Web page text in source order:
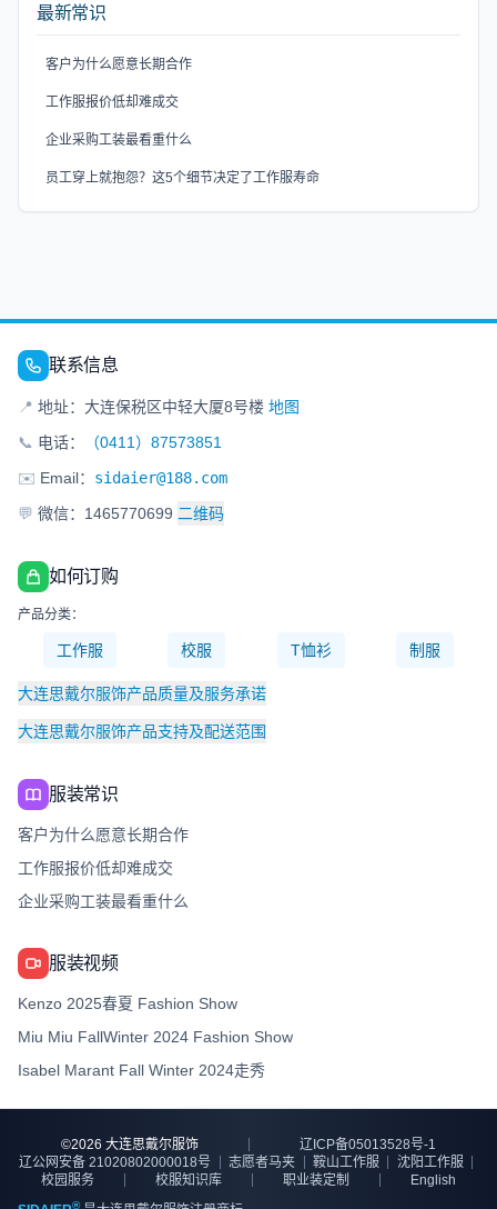
最新常识
客户为什么愿意长期合作
工作服报价低却难成交
企业采购工装最看重什么
员工穿上就抱怨？这5个细节决定了工作服寿命
联系信息
📍 地址：大连保税区中轻大厦8号楼 地图
📞 电话：
（0411）87573851
✉️ Email： sidaier@188.com
💬 微信：1465770699 二维码
如何订购
产品分类：
工作服 校服 T恤衫 制服
大连思戴尔服饰产品质量及服务承诺
大连思戴尔服饰产品支持及配送范围
服装常识
客户为什么愿意长期合作
工作服报价低却难成交
企业采购工装最看重什么
服装视频
Kenzo 2025春夏 Fashion Show
Miu Miu FallWinter 2024 Fashion Show
Isabel Marant Fall Winter 2024走秀
©2026 大连思戴尔服饰
辽ICP备05013528号-1
辽公网安备 21020802000018号
志愿者马夹 鞍山工作服
沈阳工作服
校园服务
校服知识库 职业装定制
English
®